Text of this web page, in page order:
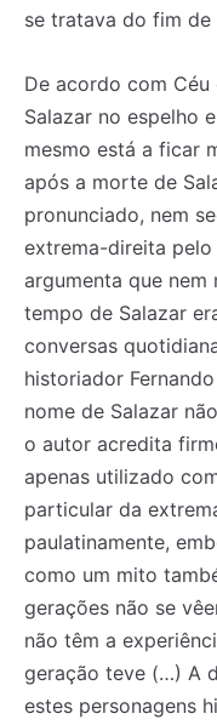
se tratava do fim de
De acordo com
Salazar no espelho
mesmo está a ficar
após a morte de
pronunciado, nem
extrema-direita pelo
argumenta que
tempo de Salazar
conversas
historiador
nome de Salazar
o autor acredita
apenas utilizado
particular da
paulatinamente,
como um mito
gerações não se
não têm a
geração teve (…) A
estes personagens